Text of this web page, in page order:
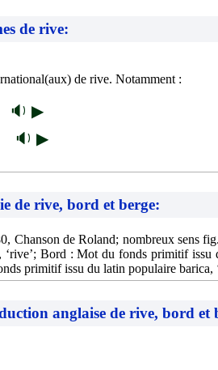
de rive:
de rive. Notamment :
🔉 ▶
🔉 ▶
de rive, bord et berge:
Chanson de Roland; nombreux sens
‘rive’; Bord : Mot du fonds primitif issu
primitif issu du latin populaire barica,
anglaise de rive, bord et